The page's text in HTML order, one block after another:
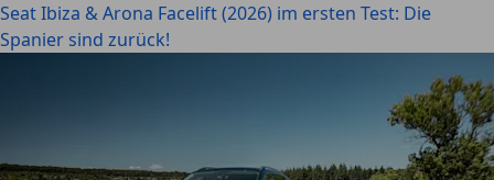
Seat Ibiza & Arona Facelift (2026) im ersten Test: Die
Spanier sind zurück!